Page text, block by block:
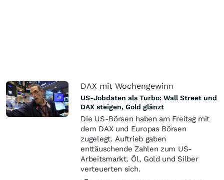
DAX mit Wochengewinn
US-Jobdaten als Turbo: Wall Street und
DAX steigen, Gold glänzt
Die US-Börsen haben am Freitag mit
dem DAX und Europas Börsen
zugelegt. Auftrieb gaben
enttäuschende Zahlen zum US-
Arbeitsmarkt. Öl, Gold und Silber
verteuerten sich.